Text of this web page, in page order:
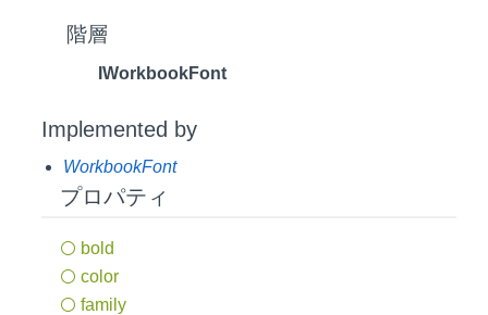
階層
IWorkbookFont
Implemented by
WorkbookFont
プロパティ
bold
color
family